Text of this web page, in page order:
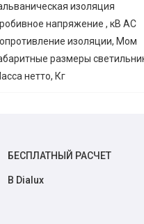
изоляция
напряжение , кВ АС
изоляции, Мом
размеры
нетто, Кг
БЕСПЛАТНЫЙ РАСЧЕТ
В Dialux